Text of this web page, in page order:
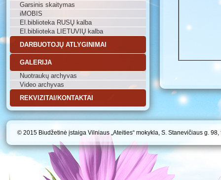
Garsinis skaitymas
iMOBIS
El.biblioteka RUSŲ kalba
El.biblioteka LIETUVIŲ kalba
DARBUOTOJŲ ATLYGINIMAI
GALERIJA
Nuotraukų archyvas
Video archyvas
REKVIZITAI/KONTAKTAI
© 2015 Biudžetinė įstaiga Vilniaus „Ateities“ mokykla, S. Stanevičiaus g.